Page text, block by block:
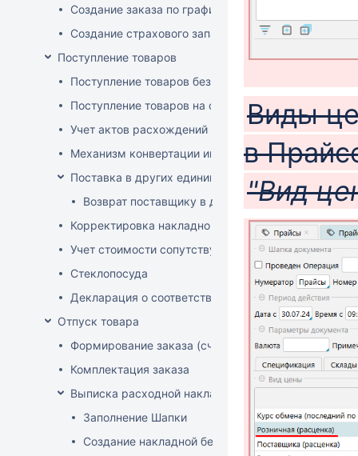
Создание заказа по графику
Создание страхового запаса
Поступление товаров
Поступление товаров без заказа
Поступление товаров на основе заказа
Учет актов расхождений при поступлении товаров
Механизм конвертации инвойсов из иностранной
Поставка в других единицах
Возврат поставщику в других единицах
Корректировка накладной (РФ)
Учет стоимости сопутствующих услуг в приходе
Стеклопосуда
Декларация о соответствии
Отпуск товара
Формирование заказа (счета-фактуры)
Комплектация заказа
Выписка расходной накладной
Заполнение Шапки
Создание накладной без заказа
Виды
в
"Вид